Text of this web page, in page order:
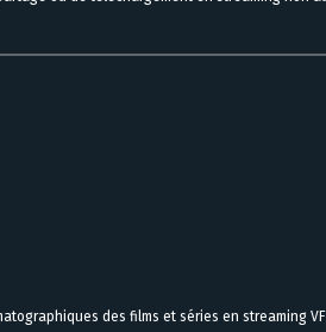
des films et séries en streaming